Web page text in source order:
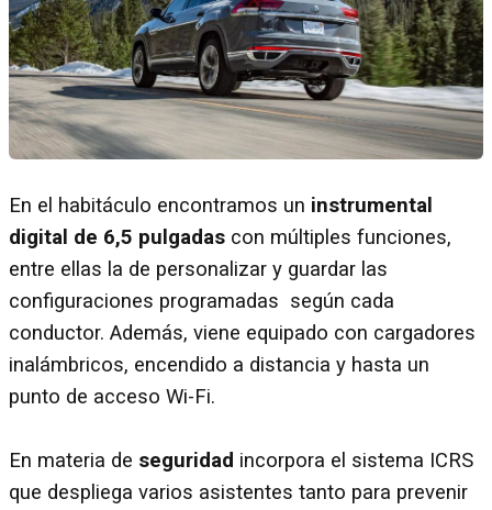
En el habitáculo encontramos un instrumental
digital de 6,5 pulgadas con múltiples funciones,
entre ellas la de personalizar y guardar las
configuraciones programadas según cada
conductor. Además, viene equipado con cargadores
inalámbricos, encendido a distancia y hasta un
punto de acceso Wi-Fi.
En materia de seguridad incorpora el sistema ICRS
que despliega varios asistentes tanto para prevenir